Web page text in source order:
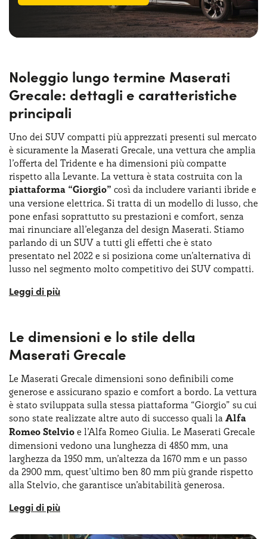
Noleggio lungo termine Maserati
Grecale: dettagli e caratteristiche
principali
Uno dei SUV compatti più apprezzati presenti sul mercato
è sicuramente la Maserati Grecale, una vettura che amplia
l’offerta del Tridente e ha dimensioni più compatte
rispetto alla Levante. La vettura è stata costruita con la
piattaforma “Giorgio” così da includere varianti ibride e
una versione elettrica. Si tratta di un modello di lusso, che
pone enfasi soprattutto su prestazioni e comfort, senza
mai rinunciare all’eleganza del design Maserati. Stiamo
parlando di un SUV a tutti gli effetti che è stato
presentato nel 2022 e si posiziona come un’alternativa di
lusso nel segmento molto competitivo dei SUV compatti.
La formula Maserati Grecale noleggio lungo termine
un grosso investimento iniziale, anche per questo il
noleggio va interpretato come una valida alternativa
all’acquisto di una Maserati Grecale usata o nuova. La
Grecale è un modello di svolta per Maserati, un
storico
che ha voluto ampliare la propria gamma con un
veicolo adatto a un pubblico più ampio, il tutto senza
rinunciare a sportività e prestigio. Tra le caratteristiche
principali del Grecale spiccano le sue dimensioni
generose, gli interni raffinati e le prestazioni dinamiche,
che lo rendono un’opzione interessante sia per il noleggio
lungo termine Maserati Grecale che per l’acquisto diretto.
Le dimensioni e lo stile della
Maserati Grecale
Le Maserati Grecale dimensioni sono definibili come
generose e assicurano spazio e comfort a bordo. La vettura
è stato sviluppata sulla stessa piattaforma “Giorgio” su cui
sono state realizzate altre auto di successo quali la Alfa
Romeo Stelvio e l’Alfa Romeo Giulia. Le Maserati Grecale
dimensioni vedono una lunghezza di 4850 mm, una
larghezza da 1950 mm, un’altezza da 1670 mm e un passo
da 2900 mm, quest’ultimo ben 80 mm più grande rispetto
alla Stelvio, che garantisce un’abitabilità generosa.
Con la Maserati Grecale noleggio lungo termine sarà
dalla capacità di ben 535 litri, che diventano 1500 litri